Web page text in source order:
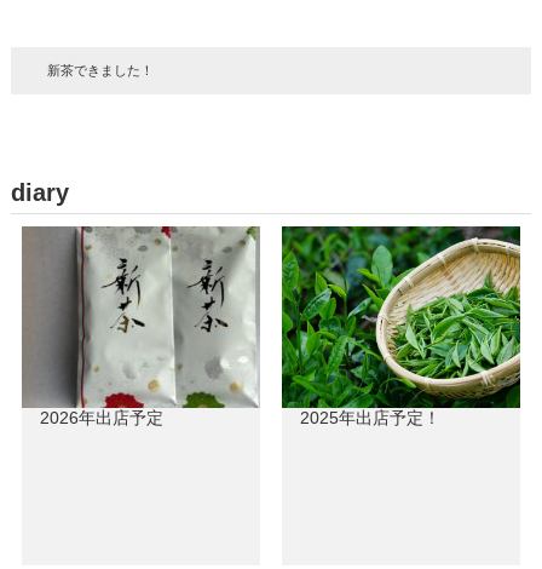
新茶できました！
diary
2026年出店予定 2025年出店予定！